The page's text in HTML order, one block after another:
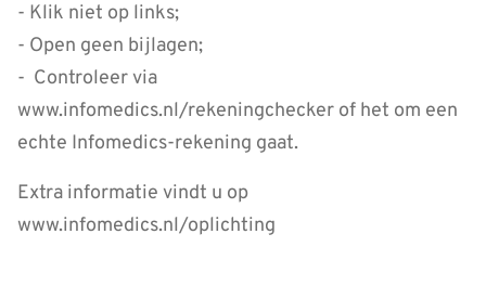
- Klik niet op links;
- Open geen bijlagen;
- Controleer via
www.infomedics.nl/rekeningchecker of het om een
echte Infomedics-rekening gaat.
Extra informatie vindt u op
www.infomedics.nl/oplichting